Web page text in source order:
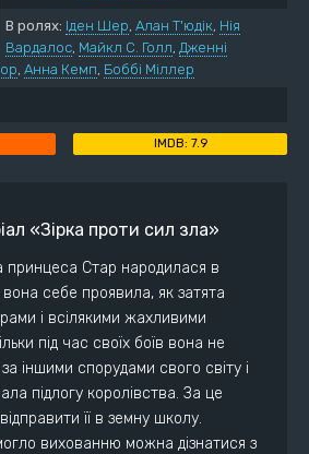
В ролях: Іден Шер, Алан Т'юдік, Нія
Вардалос, Майкл С. Голл, Дженні
, Анна Кемп, Боббі Міллер
7.9
«Зірка проти сил зла»
принцеса Стар народилася в
вона себе проявила, як затята
і всілякими жахливими
під час своїх боїв вона не
іншими спорудами свого світу і
підлогу королівства. За це
її в земну школу.
вихованню можна дізнатися з